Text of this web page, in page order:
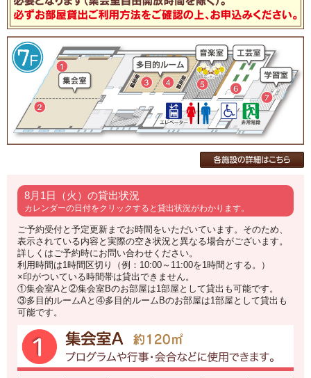
8月1日（火）の貸出状況
カレンダーの日付をクリックすると貸出状況がわかります。
ご予約受付と予定更新までお時間をいただいています。そのため、
表示されている内容と実際の空き状況と異なる場合がございます。
詳しくはご予約時にお問い合わせください。
利用時間は1時間区切り（例：10:00～11:00を1時間とする。）
×印がついている時間帯は貸出できません。
①集会室Aと②集会室Bのお部屋は1部屋として貸出も可能です。
③多目的ルームAと④多目的ルームBのお部屋は1部屋として貸出も
可能です。